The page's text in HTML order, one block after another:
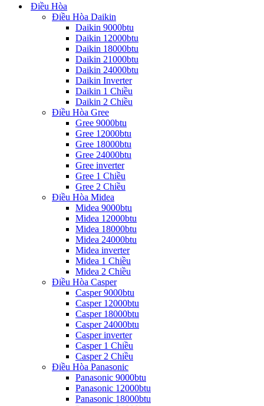
Điều Hòa
Điều Hòa Daikin
Daikin 9000btu
Daikin 12000btu
Daikin 18000btu
Daikin 21000btu
Daikin 24000btu
Daikin Inverter
Daikin 1 Chiều
Daikin 2 Chiều
Điều Hòa Gree
Gree 9000btu
Gree 12000btu
Gree 18000btu
Gree 24000btu
Gree inverter
Gree 1 Chiều
Gree 2 Chiều
Điều Hòa Midea
Midea 9000btu
Midea 12000btu
Midea 18000btu
Midea 24000btu
Midea inverter
Midea 1 Chiều
Midea 2 Chiều
Điều Hòa Casper
Casper 9000btu
Casper 12000btu
Casper 18000btu
Casper 24000btu
Casper inverter
Casper 1 Chiều
Casper 2 Chiều
Điều Hòa Panasonic
Panasonic 9000btu
Panasonic 12000btu
Panasonic 18000btu